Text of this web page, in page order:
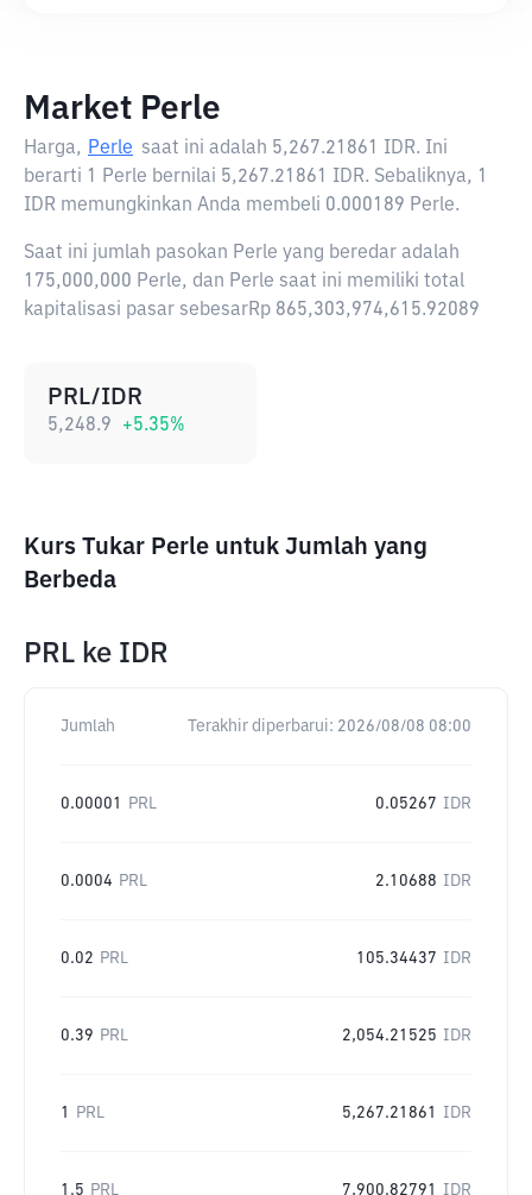
Market Perle
Harga, Perle saat ini adalah 5,267.21861 IDR. Ini
berarti 1 Perle bernilai 5,267.21861 IDR. Sebaliknya, 1
IDR memungkinkan Anda membeli 0.000189 Perle.
Saat ini jumlah pasokan Perle yang beredar adalah
175,000,000 Perle, dan Perle saat ini memiliki total
kapitalisasi pasar sebesarRp 865,303,974,615.92089
PRL/IDR
5,248.9 +5.35%
Kurs Tukar Perle untuk Jumlah yang
Berbeda
PRL ke IDR
Jumlah Terakhir diperbarui: 2026/08/08 08:00
0.00001 PRL 0.05267 IDR
0.0004 PRL 2.10688 IDR
0.02 PRL 105.34437 IDR
0.39 PRL 2,054.21525 IDR
1 PRL 5,267.21861 IDR
1.5 PRL 7,900.82791 IDR